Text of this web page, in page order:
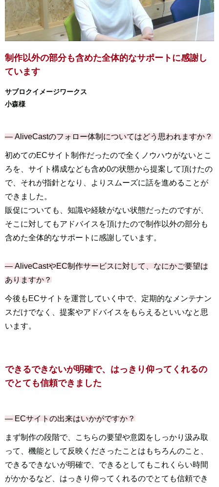
制作以外の部分も含めた全体的なサポートに感謝し
ています
サブロクイメージワークス
小森様
― AliveCastのフォロー体制についてはどう思われますか？
初めてのECサイト制作だったので全くノウハウがないとこ
ろを、サイト構成なども含め0の状態から提案して頂けたの
で、それが指針となり、よりスムーズに話を進めることが
できました。
販促についても、知識や経験がない状態だったのですが、
そこに対してもアドバイスを頂けたので制作以外の部分も
含めた全体的なサポートに感謝しています。
― AliveCastやEC制作サービスに対して、なにかご要望は
ありますか？
今後もECサイトを運営していく中で、定期的なメンテナン
スだけでなく、提案やアドバイスをもらえるといいなと思
います。
できるできないが明確で、 はっきり仰ってくれるの
でとても信頼できました
― ECサイトの出来はいかがですか？
まず制作の段階で、こちらの要望や意図をしっかり汲み取
って、機能として反映くださったことはもちろんのこと、
できるできないが明確で、できるとしてもこれくらい時間
がかかるなど、はっきり仰ってくれるのでとても信頼でき